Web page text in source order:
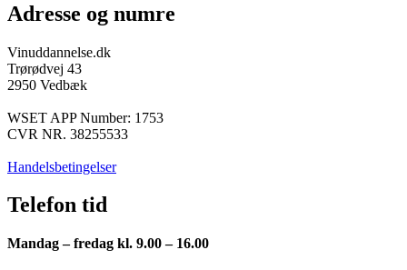
Adresse og numre
Vinuddannelse.dk
Trørødvej 43
2950 Vedbæk
WSET APP Number: 1753
CVR NR. 38255533
Handelsbetingelser
Telefon tid
Mandag – fredag kl. 9.00 – 16.00